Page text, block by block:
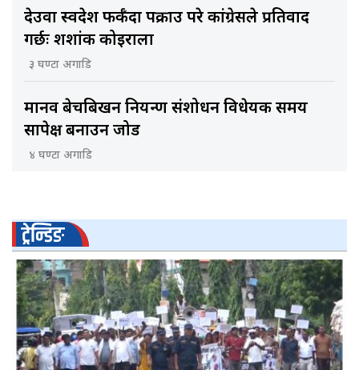
देउवा स्वदेश फर्कँदा पक्राउ परे कांग्रेसले प्रतिवाद
गर्छः शशांक कोइराला
३ घण्टा अगाडि
मानव बेचबिखन नियन्त्रण संशोधन विधेयक समय
सापेक्ष बनाउन जोड
४ घण्टा अगाडि
ट्रेन्डिङ